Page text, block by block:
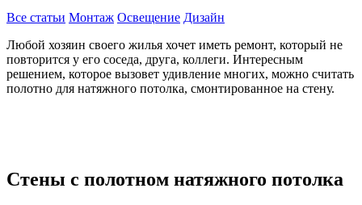
Все статьи Монтаж Освещение Дизайн
Любой хозяин своего жилья хочет иметь ремонт, который не
повторится у его соседа, друга, коллеги. Интересным
решением, которое вызовет удивление многих, можно считать
полотно для натяжного потолка, смонтированное на стену.
Стены с полотном натяжного потолка